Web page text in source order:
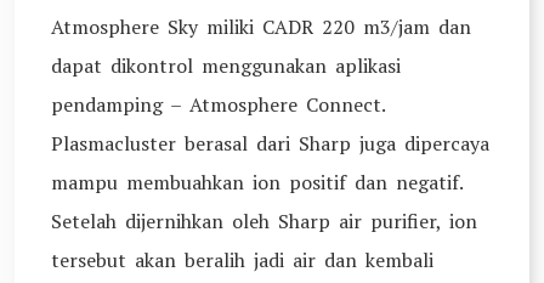
Atmosphere Sky miliki CADR 220 m3/jam dan
dapat dikontrol menggunakan aplikasi
pendamping – Atmosphere Connect.
Plasmacluster berasal dari Sharp juga dipercaya
mampu membuahkan ion positif dan negatif.
Setelah dijernihkan oleh Sharp air purifier, ion
tersebut akan beralih jadi air dan kembali